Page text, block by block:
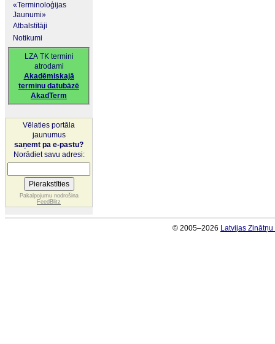
«Terminoloģijas
Jaunumi»
Atbalstītāji
Notikumi
LZA TK termini
atrodami
Akadēmiskajā
terminu datubāzē
AkadTerm
Vēlaties portāla
jaunumus
saņemt pa e-pastu?
Norādiet savu adresi:
Pakalpojumu nodrošina
FeedBlitz
© 2005–2026 Latvijas